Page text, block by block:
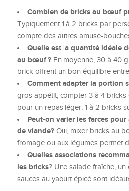
Combien de bricks au bœuf
Typiquement 1 à 2 bricks par
compte des autres amuse-
Quelle est la quantité idéale
au bœuf ? En moyenne, 30 à 40
brick offrent un bon équilibre
Comment adapter la portion
gros appétit, compter 3 à 4 bricks
pour un repas léger, 1 à 2 bricks
Peut-on varier les farces
de viande? Oui, mixer bricks au
fromage ou aux légumes permet
Quelles associations
les bricks? Une salade fraîche,
sauces au yaourt épicé sont